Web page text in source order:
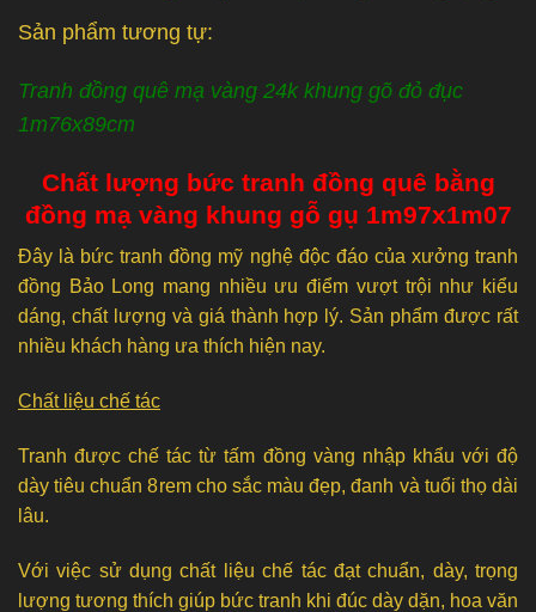
Sản phẩm tương tự:
Tranh đồng quê mạ vàng 24k khung gõ đỏ đục
1m76x89cm
Chất lượng bức tranh đồng quê bằng
đồng mạ vàng khung gỗ gụ 1m97x1m07
Đây là bức tranh đồng mỹ nghệ độc đáo của xưởng tranh
đồng Bảo Long mang nhiều ưu điểm vượt trội như kiểu
dáng, chất lượng và giá thành hợp lý. Sản phẩm được rất
nhiều khách hàng ưa thích hiện nay.
Chất liệu chế tác
Tranh được chế tác từ tấm đồng vàng nhập khẩu với độ
dày tiêu chuẩn 8rem cho sắc màu đẹp, đanh và tuổi thọ dài
lâu.
Với việc sử dụng chất liệu chế tác đạt chuẩn, dày, trọng
lượng tương thích giúp bức tranh khi đúc dày dặn, hoa văn